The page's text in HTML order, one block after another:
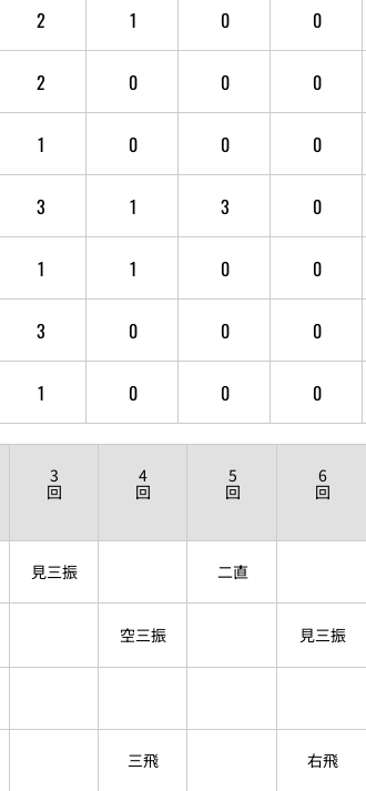
2 1 0 0
2 0 0 0
1 0 0 0
3 1 3 0
1 1 0 0
3 0 0 0
1 0 0 0
3
回
4
回
5
回
6
回
見三振 二直
空三振 見三振
三飛 右飛